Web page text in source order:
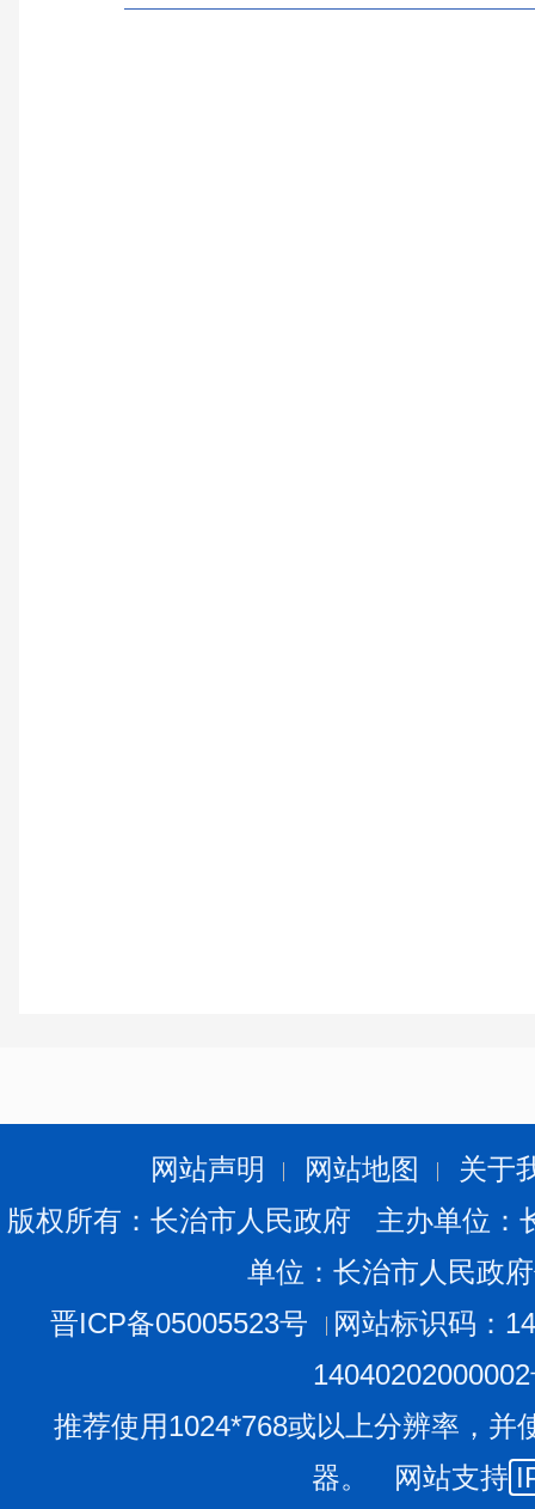
网站声明 网站地图
关于
版权所有：长治市人民政府 主办单位
单位：长治市人民政
晋ICP备05005523号
网站标识码：
推荐使用1024*768或以上分辨率，并
器。 网站支持